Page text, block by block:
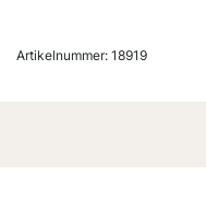
Artikelnummer: 18919